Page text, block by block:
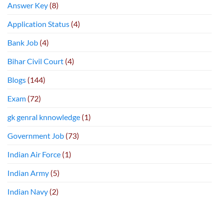
Answer Key (8)
Application Status (4)
Bank Job (4)
Bihar Civil Court (4)
Blogs (144)
Exam (72)
gk genral knnowledge (1)
Government Job (73)
Indian Air Force (1)
Indian Army (5)
Indian Navy (2)